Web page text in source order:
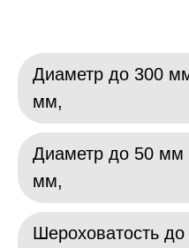
Диаметр до 300
мм,
Диаметр до 50 мм
мм,
Шероховатость до